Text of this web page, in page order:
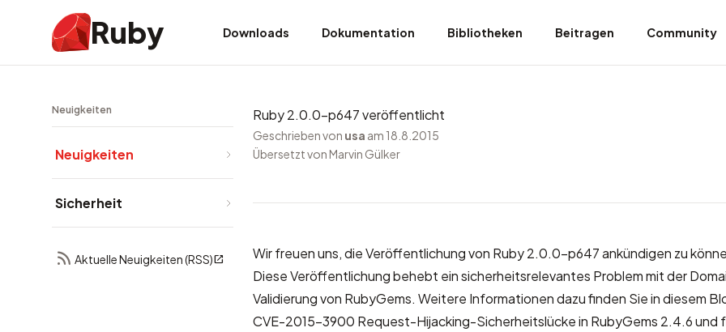
Ruby Downloads Dokumentation Bibliotheken Beitragen Community
Neuigkeiten
Neuigkeiten
Sicherheit
Aktuelle Neuigkeiten (RSS)
Ruby 2.0.0-p647 veröffentlicht
Geschrieben von usa am 18.8.2015
Übersetzt von Marvin Gülker
Wir freuen uns, die Veröffentlichung von Ruby 2.0.0-p647 ankündigen zu
Diese Veröffentlichung behebt ein sicherheitsrelevantes Problem mit der
Validierung von RubyGems. Weitere Informationen dazu finden Sie in diesem
CVE-2015-3900 Request-Hijacking-Sicherheitslücke in RubyGems 2.4.6 und